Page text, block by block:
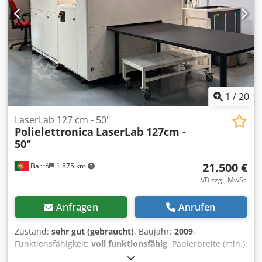
1 /20
Barrô 1.875 km
LaserLab 127 cm - 50"
Polielettronica LaserLab 127cm -
50"
21.500 €
VB zzgl. MwSt.
Anfragen Anrufen
Zustand: sehr gut (gebraucht), Baujahr: 2009,
Funktionsfähigkeit: voll funktionsfähig, Papierbreite (min.):
, Papierbreite (max.):1.270 mm